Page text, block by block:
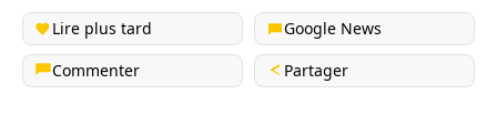
Lire plus tard
Google News
Commenter
Partager